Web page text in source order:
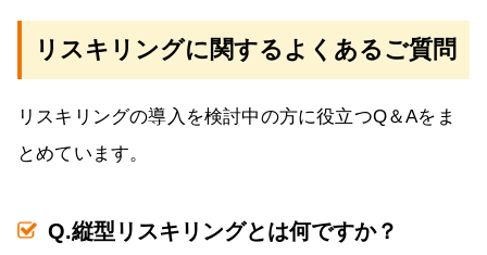
リスキリングに関するよくあるご質問
リスキリングの導入を検討中の方に役立つQ＆Aをま
とめています。
Q.縦型リスキリングとは何ですか？